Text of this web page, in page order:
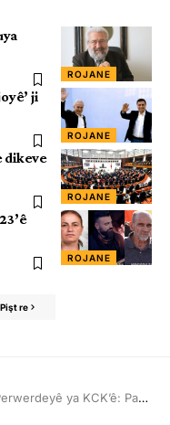
ROJANE
ROJANE
ji
ROJANE
dikeve
ROJANE
re
KCK’ê: Parastina ziman parastina Kurdistanê ye